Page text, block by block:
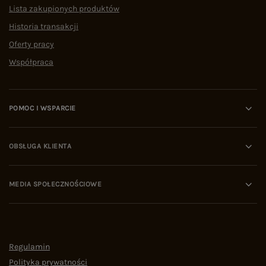
Lista zakupionych produktów
Historia transakcji
Oferty pracy
Współpraca
POMOC I WSPARCIE
OBSŁUGA KLIENTA
MEDIA SPOŁECZNOŚCIOWE
Regulamin
Polityka prywatności